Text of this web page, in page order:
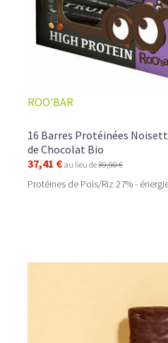
ROO'BAR
16 Barres Protéinées
de Chocolat Bio
37,41 € au lieu de39,90 €
Protéines de Pois/Riz 27% -